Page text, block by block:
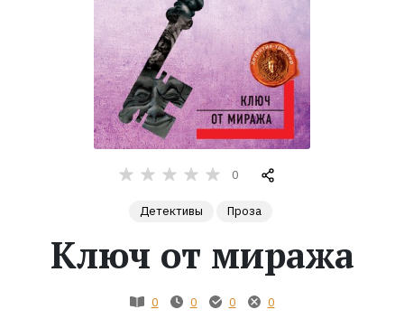
обсуждаемые
Экранизации
0
Детективы Проза
Ключ от миража
0 0 0 0